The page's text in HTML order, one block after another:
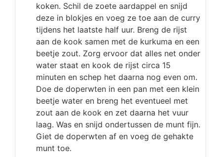
koken. Schil de zoete aardappel en snijd
deze in blokjes en voeg ze toe aan de curry
tijdens het laatste half uur. Breng de rijst
aan de kook samen met de kurkuma en een
beetje zout. Zorg ervoor dat alles net onder
water staat en kook de rijst circa 15
minuten en schep het daarna nog even om.
Doe de doperwten in een pan met een klein
beetje water en breng het eventueel met
zout aan de kook en zet daarna het vuur
laag. Was en snijd ondertussen de munt fijn.
Giet de doperwten af en voeg de gehakte
munt toe.